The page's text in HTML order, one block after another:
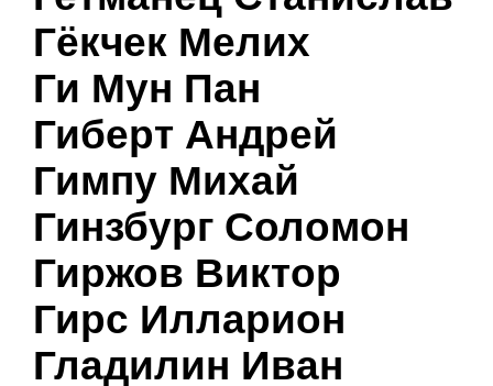
Гёкчек Мелих
Ги Мун Пан
Гиберт Андрей
Гимпу Михай
Гинзбург Соломон
Гиржов Виктор
Гирс Илларион
Гладилин Иван